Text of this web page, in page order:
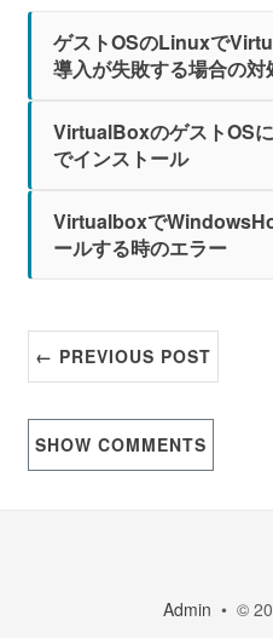
ゲストOSのLinuxで
導入が失敗する場合の対
VirtualBoxのゲストOS
でインストール
Virtualboxで
ールする時のエラー
← PREVIOUS POST
SHOWCOMMENTS
Admin • ©